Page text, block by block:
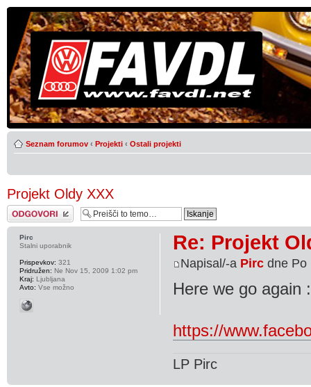
Seznam forumov ‹ Projekti ‹ Ostali projekti
Projekt Oldy XXX
Napiši odgovor
Re: Projekt
Napisal/-a Pirc dne Po
Here we go again :
https://
LP Pirc
Pirc
Stalni uporabnik
Prispevkov: 321
Pridružen: Ne Nov 15, 2009 1:02 pm
Kraj: Ljubljana
Avto: Vse možno